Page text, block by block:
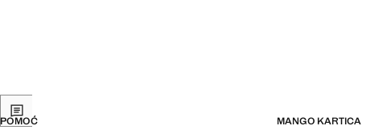
POMOĆ MANGO KARTICA